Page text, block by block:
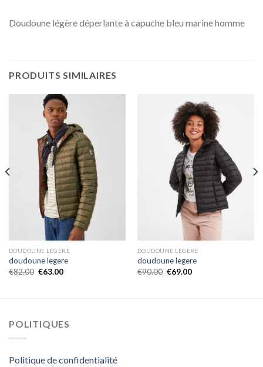
Doudoune légère déperlante à capuche bleu marine homme
PRODUITS SIMILAIRES
DOUDOUNE LEGERE
doudoune legere
€82.00 €63.00
DOUDOUNE LEGERE
doudoune legere
€90.00 €69.00
POLITIQUES
Politique de confidentialité